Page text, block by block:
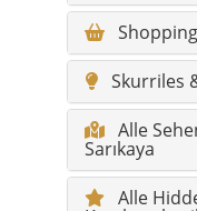
Alle
Sarıkaya
Alle
FAQ –